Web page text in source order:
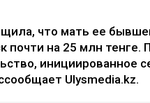
что мать ее
почти на 25 млн тенге.
инициированное
Ulysmedia.kz.